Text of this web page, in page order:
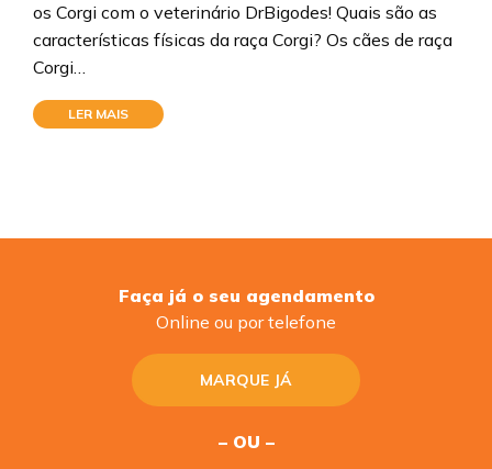
os Corgi com o veterinário DrBigodes! Quais são as
características físicas da raça Corgi? Os cães de raça
Corgi…
LER MAIS
Faça já o seu agendamento
Online ou por telefone
MARQUE JÁ
– OU –